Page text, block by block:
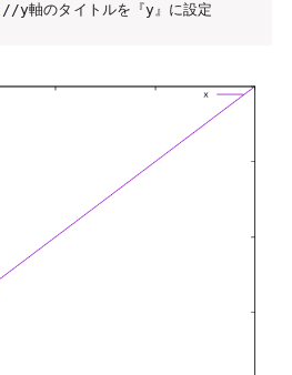
//y軸のタイトルを『y』に設定